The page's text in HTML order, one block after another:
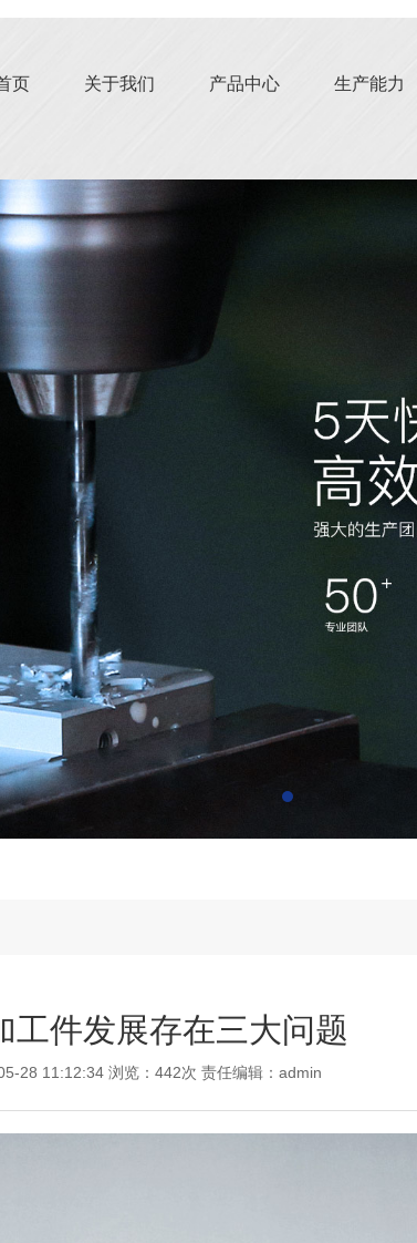
页 关于我们 产品中心 生产能力
工件发展存在三大问题
28 11:12:34 浏览：442次 责任编辑： admin